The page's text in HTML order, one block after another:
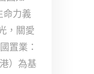
命力義
，關愛
置業：
）為基